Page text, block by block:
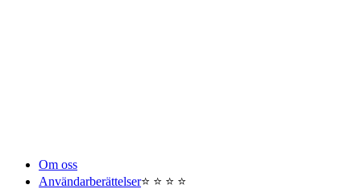
Om oss
Användarberättelser⭐️ ⭐️ ⭐️ ⭐️